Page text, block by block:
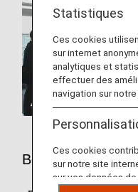
Boarding Order
Statistiques
Ces cookies
sur internet
analytiques et
effectuer des
navigation sur
Ces cookies
sur notre site
sur vos données